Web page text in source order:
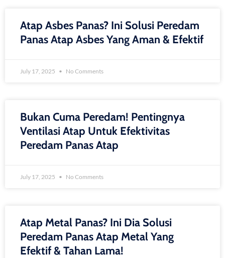
Atap Asbes Panas? Ini Solusi Peredam
Panas Atap Asbes Yang Aman & Efektif
July 17, 2025 No Comments
Bukan Cuma Peredam! Pentingnya
Ventilasi Atap Untuk Efektivitas
Peredam Panas Atap
July 17, 2025 No Comments
Atap Metal Panas? Ini Dia Solusi
Peredam Panas Atap Metal Yang
Efektif & Tahan Lama!